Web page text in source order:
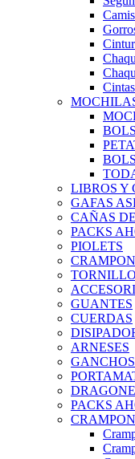
LIBROS Y
GAFAS
CAÑAS
PACKS
PIOLETS
GUANTES
CUERDAS
ARNESES
PACKS